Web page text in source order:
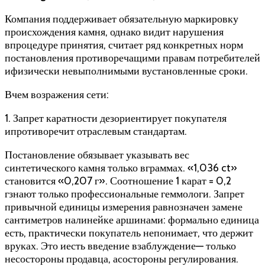
Компания поддерживает обязательную маркировку
происхождения камня, однако видит нарушения
впроцедуре принятия, считает ряд конкретных норм
постановления противоречащими правам потребителей
ифизически невыполнимыми вустановленные сроки.
Вчем возражения сети:
1. Запрет каратности дезориентирует покупателя
ипротиворечит отраслевым стандартам.
Постановление обязывает указывать вес
синтетического камня только вграммах. «1,036 ct»
становится «0,207 г». Соотношение 1 карат = 0,2
гзнают только профессиональные геммологи. Запрет
привычной единицы измерения равнозначен замене
сантиметров налинейке аршинами: формально единица
есть, практически покупатель непонимает, что держит
вруках. Это иесть введение взаблуждение— только
несостороны продавца, асостороны регулирования.